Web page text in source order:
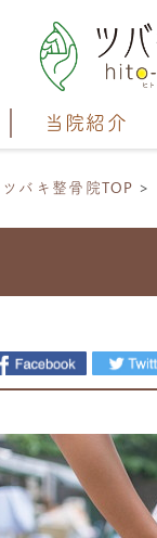
当院紹介
ツバキ整骨院TOP